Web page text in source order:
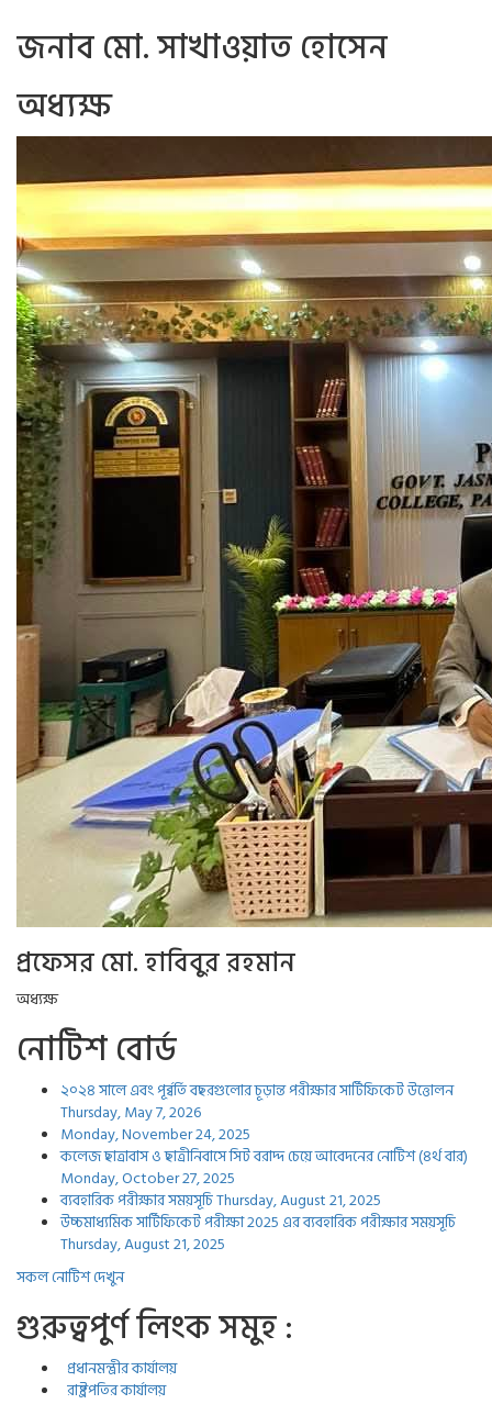
জনাব মো. সাখাওয়াত হোসেন
অধ্যক্ষ
প্রফেসর মো. হাবিবুর রহমান
অধ্যক্ষ
নোটিশ বোর্ড
২০২৪ সালে এবং পূর্ব্বর্তি বছরগুলোর চূড়ান্ত পরীক্ষার সার্টিফিকেট উত্তোলন
Thursday, May 7, 2026
Monday, November 24, 2025
কলেজ ছাত্রাবাস ও ছাত্রীনিবাসে সিট বরাদ্দ চেয়ে আবেদনের নোটিশ (৪র্থ বার)
Monday, October 27, 2025
ব্যবহারিক পরীক্ষার সময়সূচিThursday, August 21, 2025
উচ্চমাধ্যমিক সার্টিফিকেট পরীক্ষা 2025 এর ব্যবহারিক পরীক্ষার সময়সূচি
Thursday, August 21, 2025
সকল নোটিশ দেখুন
গুরুত্বপুর্ণ লিংক সমুহ :
প্রধানমন্ত্রীর কার্যালয়
রাষ্ট্রপতির কার্যালয়